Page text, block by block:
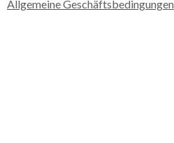
Allgemeine Geschäftsbedingungen